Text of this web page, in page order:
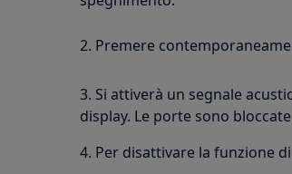
2. Premere
3. Si attiverà un segnale
display. Le porte sono
4. Per disattivare la funzione